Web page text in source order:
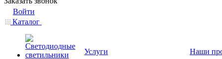
Войти
Каталог
Услуги
Наши